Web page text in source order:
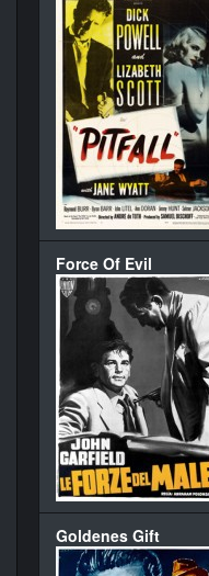
Force Of Evil
Goldenes Gift